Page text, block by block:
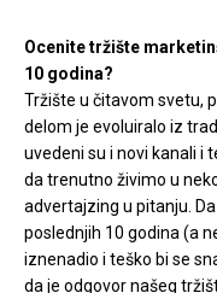
Ocenite tržište
10 godina?
Tržište u čitavom svetu,
delom je evoluiralo iz
uvedeni su i novi kanali i
da trenutno živimo u
advertajzing u pitanju.
poslednjih 10 godina (a
iznenadio i teško bi se
da je odgovor našeg